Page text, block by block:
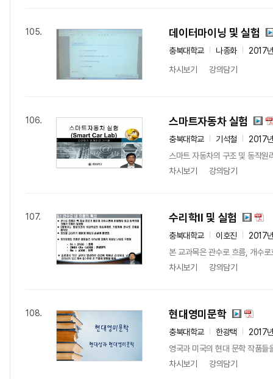
105. 데이터마이닝 및 실험
충북대학교 나종화
2017
차시보기
강의담기
106. 스마트자동차 실험
충북대학교 기석철
2017
스마트 자동차의 구조 및 동작
차시보기
강의담기
107. 수리학Ⅱ 및 실험
충북대학교 이호진
2017
본 교과목은 관수로 흐름, 개수
차시보기
강의담기
108. 현대영미문학
충북대학교 한광택
2017
영국과 미국의 현대 문학 작품들
차시보기
강의담기